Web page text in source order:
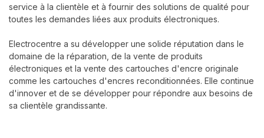
service à la clientèle et à fournir des solutions de qualité pour
toutes les demandes liées aux produits électroniques.
Electrocentre a su développer une solide réputation dans le
domaine de la réparation, de la vente de produits
électroniques et la vente des cartouches d'encre originale
comme les cartouches d'encres reconditionnées. Elle continue
d'innover et de se développer pour répondre aux besoins de
sa clientèle grandissante.